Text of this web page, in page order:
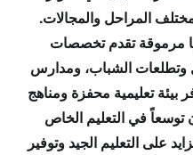
المراحل والمجالات.
مرموقة تقدم تخصصات
وتطلعات الشباب، ومدارس
بيئة تعليمية محفزة ومناهج
في التعليم الخاص
على التعليم الجيد وتوفير